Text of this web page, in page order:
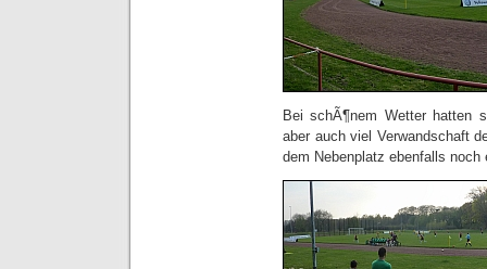
Bei schÃ¶nem Wetter hatten
aber auch viel Verwandschaft
dem Nebenplatz ebenfalls noch